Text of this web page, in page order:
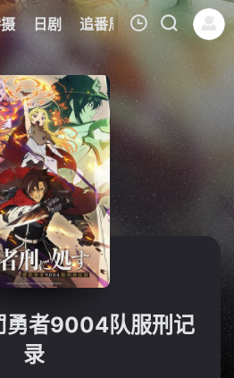
日剧 追番周表 今日更新
0
影片的记录
勇者9004队服刑记
录